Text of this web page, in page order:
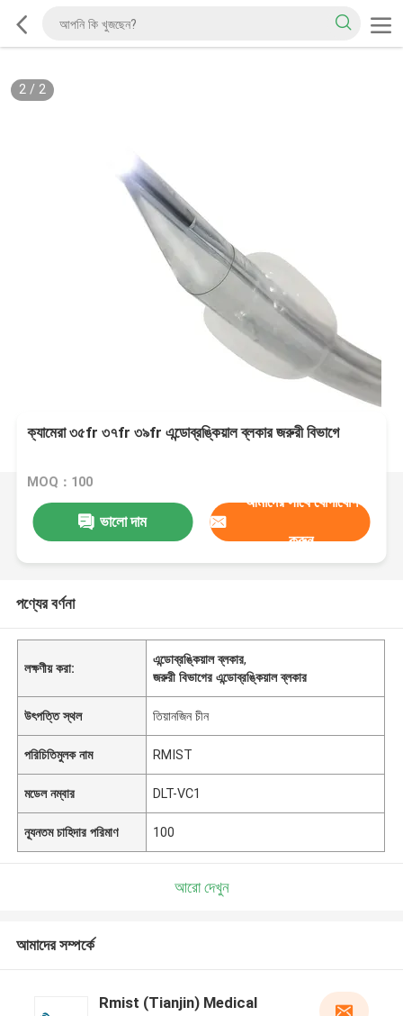
2/ 2
ক্যামেরা ৩৫fr ৩৭fr ৩৯fr এন্ডোব্রঙ্কিয়াল ব্লকার জরুরী বিভাগে
MOQ：100
ভালো দাম
আমাদের সাথে যোগাযোগ
করুন
পণ্যের বর্ণনা
লক্ষণীয় করা:
এন্ডোব্রঙ্কিয়াল ব্লকার,
জরুরী বিভাগের এন্ডোব্রঙ্কিয়াল ব্লকার
উৎপত্তি স্থল তিয়ানজিন চীন
পরিচিতিমুলক নাম RMIST
মডেল নম্বার DLT-VC1
ন্যূনতম চাহিদার পরিমাণ 100
আরো দেখুন
আমাদের সম্পর্কে
Rmist (Tianjin) Medical